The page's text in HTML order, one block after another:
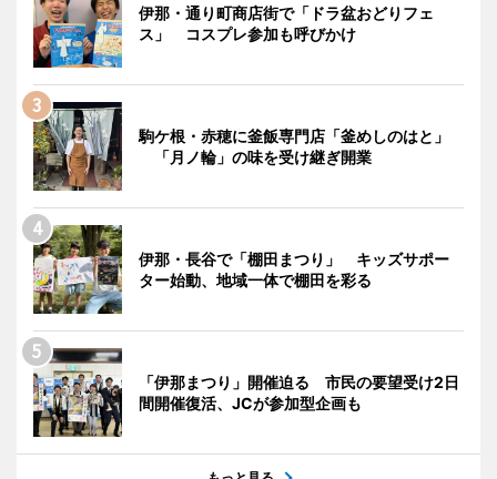
伊那・通り町商店街で「ドラ盆おどりフェ
ス」 コスプレ参加も呼びかけ
駒ケ根・赤穂に釜飯専門店「釜めしのはと」
「月ノ輪」の味を受け継ぎ開業
伊那・長谷で「棚田まつり」 キッズサポー
ター始動、地域一体で棚田を彩る
「伊那まつり」開催迫る 市民の要望受け2日
間開催復活、JCが参加型企画も